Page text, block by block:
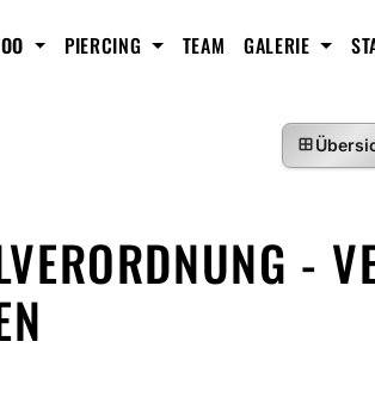
PIERCING TEAM GALERIE
-